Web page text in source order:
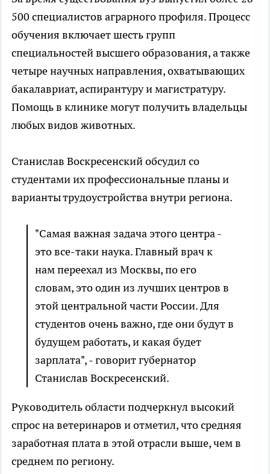
500 специалистов аграрного профиля. Процесс
обучения включает шесть групп
специальностей высшего образования, а также
четыре научных направления, охватывающих
бакалавриат, аспирантуру и магистратуру.
Помощь в клинике могут получить владельцы
любых видов животных.
Станислав Воскресенский обсудил со
студентами их профессиональные планы и
варианты трудоустройства внутри региона.
"Самая важная задача этого центра -
это все-таки наука. Главный врач к
нам переехал из Москвы, по его
словам, это один из лучших центров в
этой центральной части России. Для
студентов очень важно, где они будут в
будущем работать, и какая будет
зарплата", - говорит губернатор
Станислав Воскресенский.
Руководитель области подчеркнул высокий
спрос на ветеринаров и отметил, что средняя
заработная плата в этой отрасли выше, чем в
среднем по региону.